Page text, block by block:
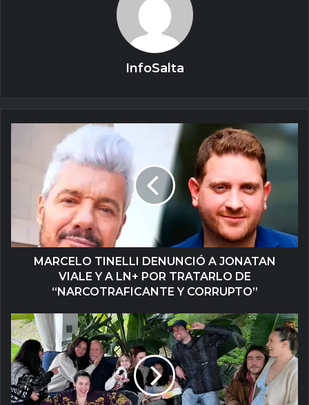
InfoSalta
MARCELO TINELLI DENUNCIÓ A JONATAN
VIALE Y A LN+ POR TRATARLO DE
“NARCOTRAFICANTE Y CORRUPTO”